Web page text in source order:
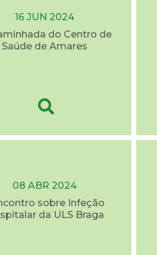
16 JUN 2024
do Centro de
Saúde de Amares
08 ABR 2024
sobre Infeção
da ULS Braga